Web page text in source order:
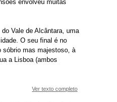
envolveu muitas
Vale de Alcântara, uma
O seu final é no
sóbrio mas majestoso, à
a Lisboa (ambos
Ver texto completo